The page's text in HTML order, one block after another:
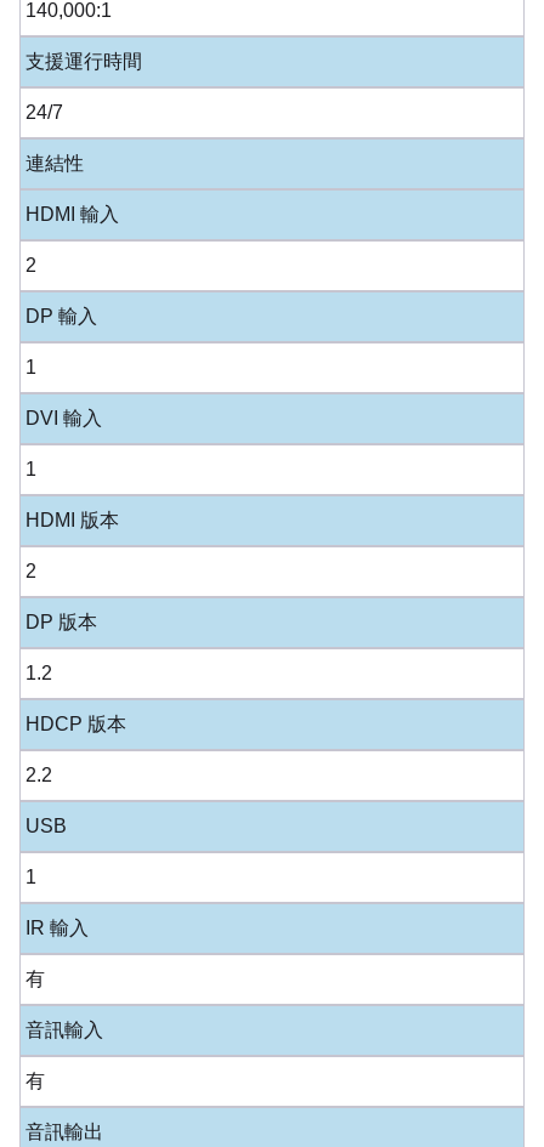
140,000:1
支援運行時間
24/7
連結性
HDMI 輸入
2
DP 輸入
1
DVI 輸入
1
HDMI 版本
2
DP 版本
1.2
HDCP 版本
2.2
USB
1
IR 輸入
有
音訊輸入
有
音訊輸出